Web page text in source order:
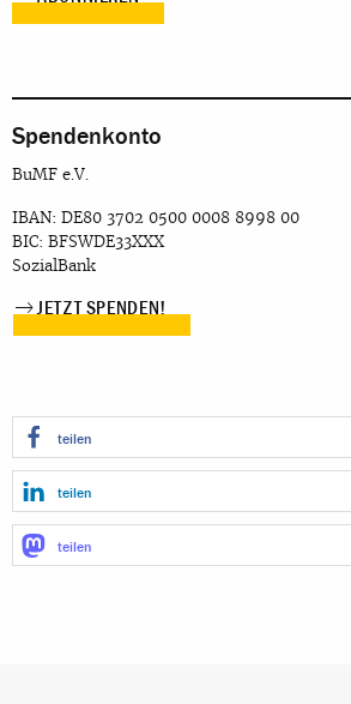
Spendenkonto
BuMF e.V.
IBAN: DE80 3702 0500 0008 8998 00
BIC: BFSWDE33XXX
SozialBank
JETZT SPENDEN!
teilen
teilen
teilen